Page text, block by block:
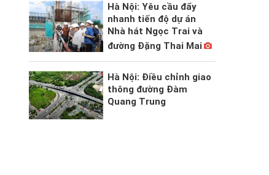
Hà Nội: Yêu cầu đẩy
nhanh tiến độ dự án
Nhà hát Ngọc Trai và
đường Đặng Thai Mai
Hà Nội: Điều chỉnh giao
thông đường Đàm
Quang Trung